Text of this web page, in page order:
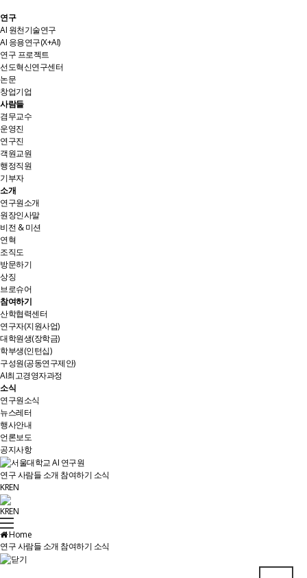
연구
AI 원천기술연구
AI 응용연구(X+AI)
연구 프로젝트
선도혁신연구센터
논문
창업기업
사람들
겸무교수
운영진
연구진
객원교원
행정직원
기부자
소개
연구원소개
원장인사말
비전 & 미션
연혁
조직도
방문하기
상징
브로슈어
참여하기
산학협력센터
연구자(지원사업)
대학원생(장학금)
학부생(인턴십)
구성원(공동연구제안)
AI최고경영자과정
소식
연구원소식
뉴스레터
행사안내
언론보도
공지사항
연구사람들 소개 참여하기 소식
KREN
KREN
Home
연구사람들 소개 참여하기 소식